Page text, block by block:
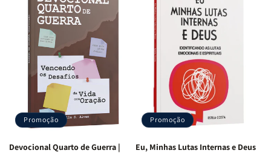
Promoção
Devocional Quarto de Guerra |
Promoção
Eu, Minhas Lutas Internas e Deus